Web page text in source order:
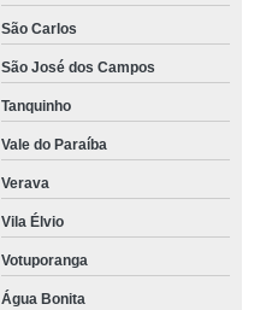
São Carlos
São José dos Campos
Tanquinho
Vale do Paraíba
Verava
Vila Élvio
Votuporanga
Água Bonita